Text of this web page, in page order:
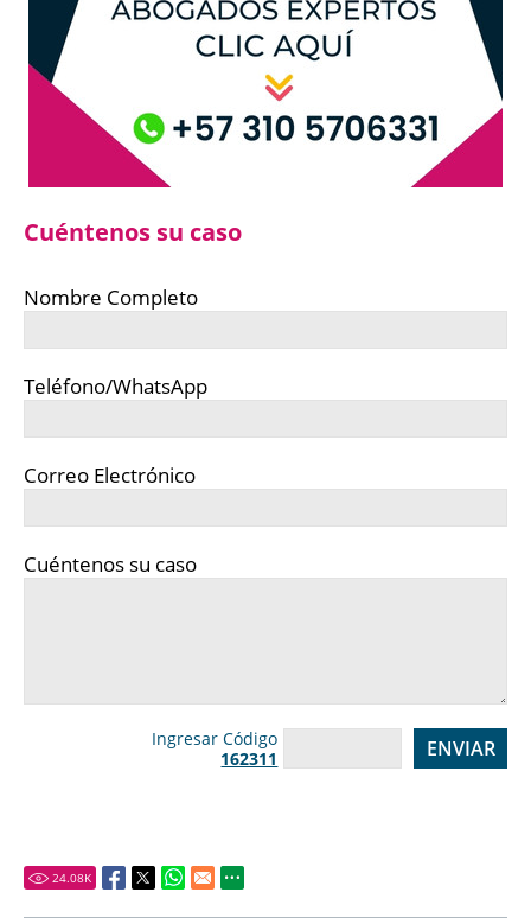
Cuéntenos su caso
Nombre Completo
Teléfono/WhatsApp
Correo Electrónico
Cuéntenos su caso
Ingresar Código
162311
24.08K